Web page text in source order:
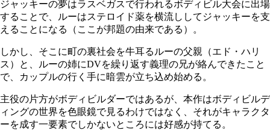
ジャッキーの夢はラスベガスで行われるボディビル大会に出場
することで、ルーはステロイド薬を横流ししてジャッキーを支
えることになる（ここが邦題の由来である）。
しかし、そこに町の裏社会を牛耳るルーの父親（エド・ハリ
ス）と、ルーの姉にDVを繰り返す義理の兄が絡んできたこと
で、カップルの行く手に暗雲が立ち込め始める。
主役の片方がボディビルダーではあるが、本作はボディビルデ
ィングの世界を色眼鏡で見るわけではなく、それがキャラクタ
ーを成す一要素でしかないところには好感が持てる。